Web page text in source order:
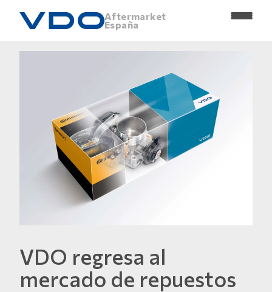
Aftermarket
España
VDO regresa al
mercado de repuestos